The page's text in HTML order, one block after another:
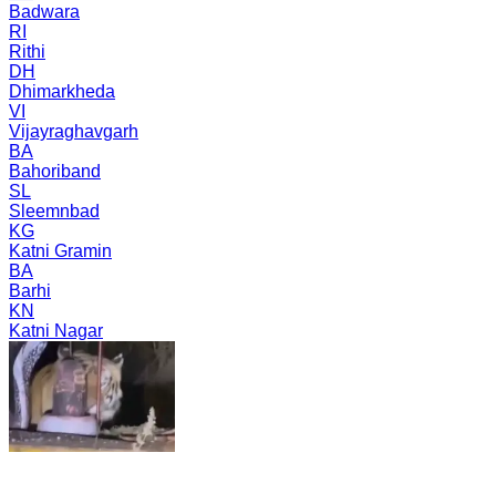
Badwara
RI
Rithi
DH
Dhimarkheda
VI
Vijayraghavgarh
BA
Bahoriband
SL
Sleemnbad
KG
Katni Gramin
BA
Barhi
KN
Katni Nagar